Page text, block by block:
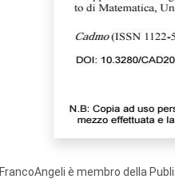
FrancoAngeli è membro della